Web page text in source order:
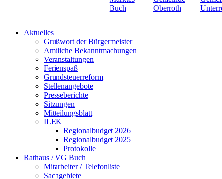
Aktuelles
Grußwort der Bürgermeister
Amtliche Bekanntmachungen
Veranstaltungen
Ferienspaß
Grundsteuerreform
Stellenangebote
Presseberichte
Sitzungen
Mitteilungsblatt
ILEK
Regionalbudget 2026
Regionalbudget 2025
Protokolle
Rathaus / VG Buch
Mitarbeiter / Telefonliste
Sachgebiete